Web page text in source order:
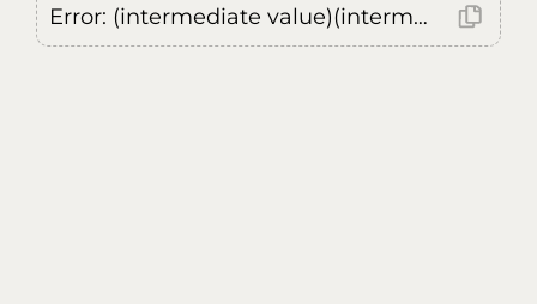
Error: (intermediate value)(intermediate value)(intermediate value).replaceAll is not a function